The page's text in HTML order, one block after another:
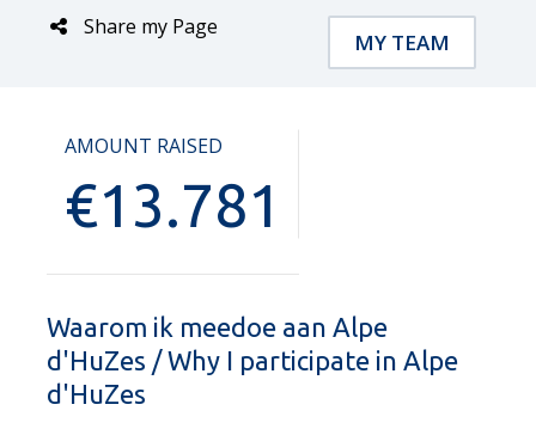
Share my Page
MY TEAM
AMOUNT RAISED
€13.781
Waarom ik meedoe aan Alpe
d'HuZes / Why I participate in Alpe
d'HuZes